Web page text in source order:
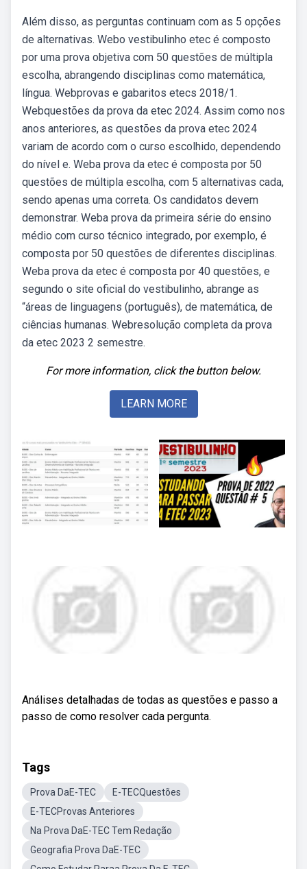
Além disso, as perguntas continuam com as 5 opções
de alternativas. Webo vestibulinho etec é composto
por uma prova objetiva com 50 questões de múltipla
escolha, abrangendo disciplinas como matemática,
língua. Webprovas e gabaritos etecs 2018/1.
Webquestões da prova da etec 2024. Assim como nos
anos anteriores, as questões da prova etec 2024
variam de acordo com o curso escolhido, dependendo
do nível e. Weba prova da etec é composta por 50
questões de múltipla escolha, com 5 alternativas cada,
sendo apenas uma correta. Os candidatos devem
demonstrar. Weba prova da primeira série do ensino
médio com curso técnico integrado, por exemplo, é
composta por 50 questões de diferentes disciplinas.
Weba prova da etec é composta por 40 questões, e
segundo o site oficial do vestibulinho, abrange as
“áreas de linguagens (português), de matemática, de
ciências humanas. Webresolução completa da prova
da etec 2023 2 semestre.
For more information, click the button below.
LEARN MORE
Análises detalhadas de todas as questões e passo a
passo de como resolver cada pergunta.
Tags
Prova DaE-TEC
E-TECQuestões
E-TECProvas Anteriores
Na Prova DaE-TEC Tem Redação
Geografia Prova DaE-TEC